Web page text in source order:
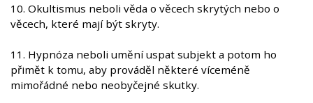
10. Okultismus neboli věda o věcech skrytých nebo o
věcech, které mají být skryty.
11. Hypnóza neboli umění uspat subjekt a potom ho
přimět k tomu, aby prováděl některé víceméně
mimořádné nebo neobyčejné skutky.